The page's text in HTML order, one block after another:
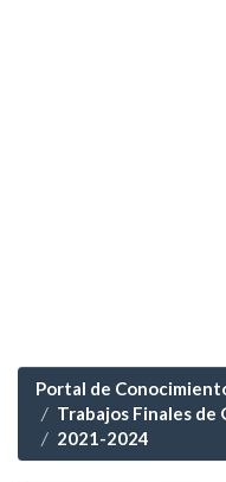
Portal de
Trabajos Finales de
2021-2024